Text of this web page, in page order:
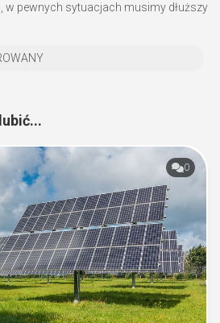
w pewnych sytuacjach musimy dłuższy
0